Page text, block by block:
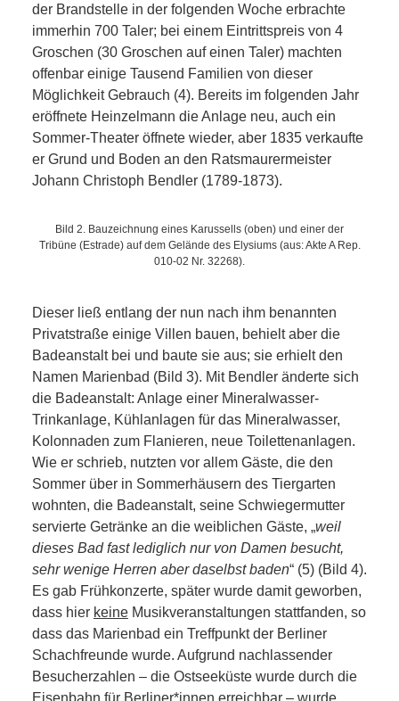
UND
FREIZEIT
DER
ANDERE
NETZWERK
KONTAKT
der Brandstelle in der folgenden Woche erbrachte
immerhin 700 Taler; bei einem Eintrittspreis von 4
Groschen (30 Groschen auf einen Taler) machten
offenbar einige Tausend Familien von dieser
Möglichkeit Gebrauch (4). Bereits im folgenden Jahr
eröffnete Heinzelmann die Anlage neu, auch ein
Sommer-Theater öffnete wieder, aber 1835 verkaufte
er Grund und Boden an den Ratsmaurermeister
Johann Christoph Bendler (1789-1873).
Bild 2. Bauzeichnung eines Karussells (oben) und einer der
Tribüne (Estrade) auf dem Gelände des Elysiums (aus: Akte A Rep.
010-02 Nr. 32268).
Dieser ließ entlang der nun nach ihm benannten
Privatstraße einige Villen bauen, behielt aber die
Badeanstalt bei und baute sie aus; sie erhielt den
Namen Marienbad (Bild 3). Mit Bendler änderte sich
die Badeanstalt: Anlage einer Mineralwasser-
Trinkanlage, Kühlanlagen für das Mineralwasser,
Kolonnaden zum Flanieren, neue Toilettenanlagen.
Wie er schrieb, nutzten vor allem Gäste, die den
Sommer über in Sommerhäusern des Tiergarten
wohnten, die Badeanstalt, seine Schwiegermutter
servierte Getränke an die weiblichen Gäste, „weil
dieses Bad fast lediglich nur von Damen besucht,
sehr wenige Herren aber daselbst baden“ (5) (Bild 4).
Es gab Frühkonzerte, später wurde damit geworben,
dass hier keineMusikveranstaltungen stattfanden, so
dass das Marienbad ein Treffpunkt der Berliner
Schachfreunde wurde. Aufgrund nachlassender
Besucherzahlen – die Ostseeküste wurde durch die